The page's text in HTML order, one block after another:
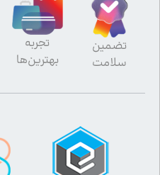
تضمین
سلامت
تجربه
بهترین‌ها